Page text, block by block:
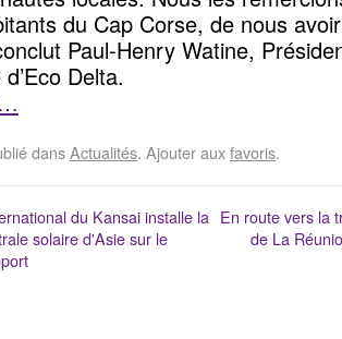
du Cap Corse, de nous
Paul-Henry Watine,
Delta.
dansActualités. Ajouter auxfavoris.
du Kansai installe la
solaire d'Asie sur le
En route vers la
de La